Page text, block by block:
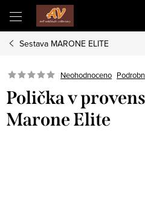
obsah
Sestava MARONE ELITE
Neohodnoceno
Polička v
Marone Elite